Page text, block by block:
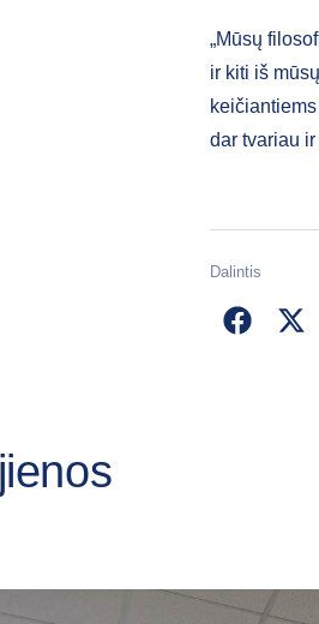
„Mūsų
ir kiti iš
dar tvariau ir
Dalintis